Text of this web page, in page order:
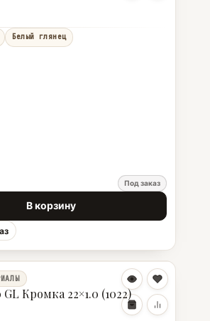
Белый глянец
Под заказ
В корзину
Кромка 22×1.0 (1022)